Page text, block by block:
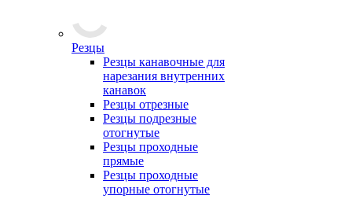
Резцы
Резцы канавочные для
нарезания внутренних
канавок
Резцы отрезные
Резцы подрезные
отогнутые
Резцы проходные
прямые
Резцы проходные
упорные отогнутые